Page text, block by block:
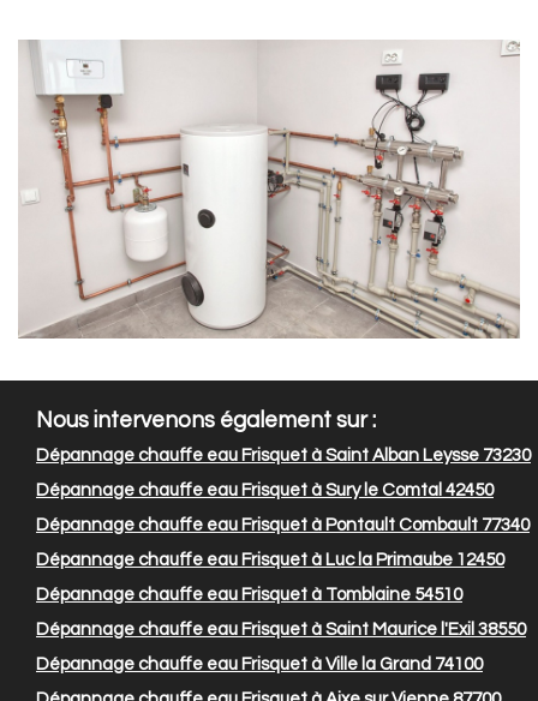
Nous intervenons également sur :
Dépannage chauffe eau Frisquet à Saint Alban Leysse 73230
Dépannage chauffe eau Frisquet à Sury le Comtal 42450
Dépannage chauffe eau Frisquet à Pontault Combault 77340
Dépannage chauffe eau Frisquet à Luc la Primaube 12450
Dépannage chauffe eau Frisquet à Tomblaine 54510
Dépannage chauffe eau Frisquet à Saint Maurice l'Exil 38550
Dépannage chauffe eau Frisquet à Ville la Grand 74100